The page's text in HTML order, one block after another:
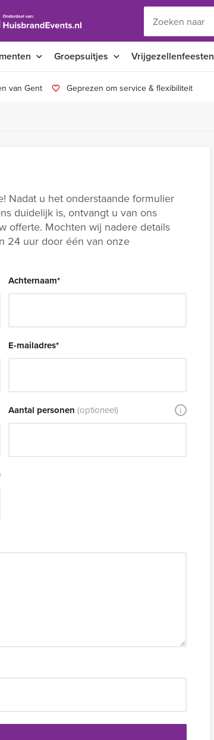
Groepsuitjes Vrijgezellenfeesten
van Gent Geprezen om service & flexibiliteit
Nadat u het onderstaande formulier
duidelijk is, ontvangt u van ons
offerte. Mochten wij nadere details
24 uur door één van onze
Achternaam*
E-mailadres*
Aantal personen (optioneel) i